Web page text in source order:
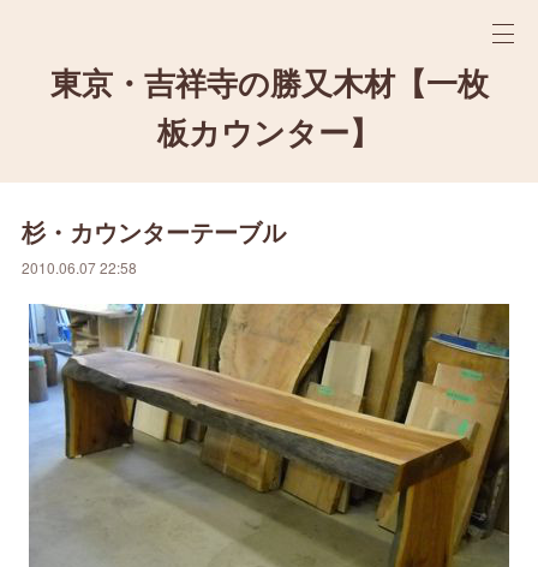
東京・吉祥寺の勝又木材【一枚
板カウンター】
杉・カウンターテーブル
2010.06.07 22:58